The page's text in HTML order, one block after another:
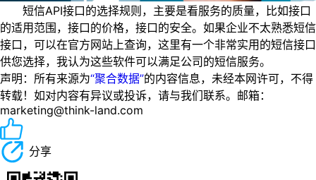
短信API接口的选择规则，主要是看服务的质量，比如接口
的适用范围，接口的价格，接口的安全。如果企业不太熟悉短信
接口，可以在官方网站上查询，这里有一个非常实用的短信接口
供您选择，我认为这些软件可以满足公司的短信服务。
声明：所有来源为“聚合数据”的内容信息，未经本网许可，不得
转载！如对内容有异议或投诉，请与我们联系。邮箱：
marketing@think-land.com
分享